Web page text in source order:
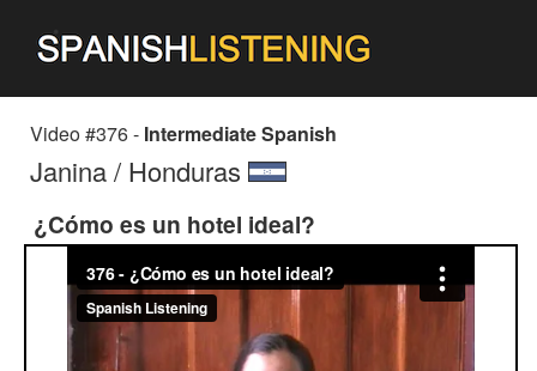
Video #376 - Intermediate Spanish
Janina / Honduras
¿Cómo es un hotel ideal?